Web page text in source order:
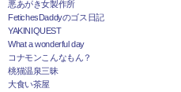
悪あがき女製作所
FetichesDaddyのゴス日記
YAKINIQUEST
What a wonderful day
コナモンこんなもん？
桃猫温泉三昧
大食い茶屋